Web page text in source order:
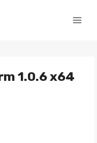
1.0.6 x64